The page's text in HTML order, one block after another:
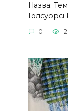
Назва:
Голсуорсі
0